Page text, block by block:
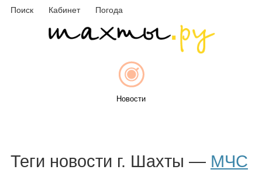
Поиск Кабинет Погода
Новости
Афиша
Теги новости г. Шахты — МЧС